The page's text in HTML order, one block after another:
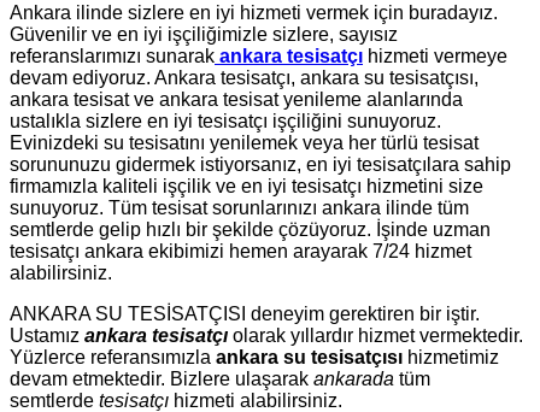
Ankara ilinde sizlere en iyi hizmeti vermek için buradayız.
Güvenilir ve en iyi işçiliğimizle sizlere, sayısız
referanslarımızı sunarak ankara tesisatçı hizmeti vermeye
devam ediyoruz. Ankara tesisatçı, ankara su tesisatçısı,
ankara tesisat ve ankara tesisat yenileme alanlarında
ustalıkla sizlere en iyi tesisatçı işçiliğini sunuyoruz.
Evinizdeki su tesisatını yenilemek veya her türlü tesisat
sorununuzu gidermek istiyorsanız, en iyi tesisatçılara sahip
firmamızla kaliteli işçilik ve en iyi tesisatçı hizmetini size
sunuyoruz. Tüm tesisat sorunlarınızı ankara ilinde tüm
semtlerde gelip hızlı bir şekilde çözüyoruz. İşinde uzman
tesisatçı ankara ekibimizi hemen arayarak 7/24 hizmet
alabilirsiniz.
ANKARA SU TESİSATÇISI deneyim gerektiren bir iştir.
Ustamız ankara tesisatçı olarak yıllardır hizmet vermektedir.
Yüzlerce referansımızla ankara su tesisatçısı hizmetimiz
devam etmektedir. Bizlere ulaşarak ankarada tüm
semtlerde tesisatçı hizmeti alabilirsiniz.